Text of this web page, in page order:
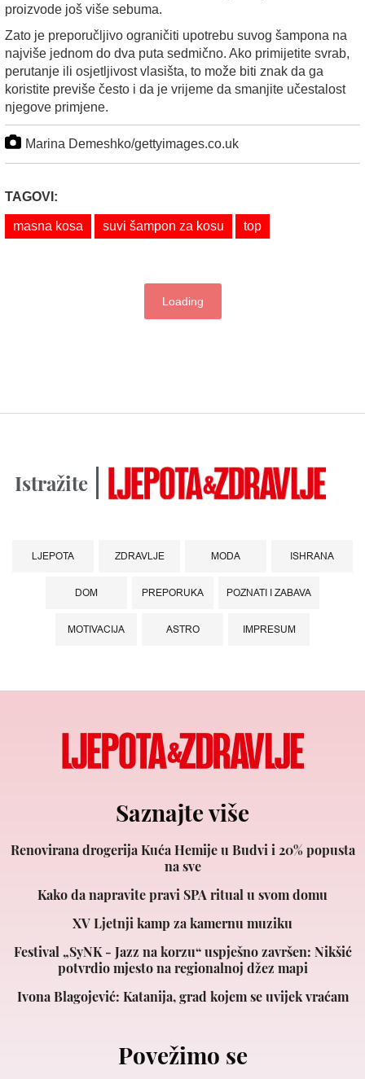
proizvode još više sebuma.
Zato je preporučljivo ograničiti upotrebu suvog šampona na
najviše jednom do dva puta sedmično. Ako primijetite svrab,
perutanje ili osjetljivost vlasišta, to može biti znak da ga
koristite previše često i da je vrijeme da smanjite učestalost
njegove primjene.
Marina Demeshko/gettyimages.co.uk
TAGOVI:
masna kosa suvi šampon za kosu top
Loading
Istražite
LJEPOTA ZDRAVLJE MODA ISHRANA
DOM PREPORUKA POZNATI I ZABAVA
MOTIVACIJA ASTRO IMPRESUM
Saznajte više
Renovirana drogerija Kuća Hemije u Budvi i 20% popusta
na sve
Kako da napravite pravi SPA ritual u svom domu
XV Ljetnji kamp za kamernu muziku
Festival „SyNK - Jazz na korzu“ uspješno završen: Nikšić
potvrdio mjesto na regionalnoj džez mapi
Ivona Blagojević: Katanija, grad kojem se uvijek vraćam
Povežimo se